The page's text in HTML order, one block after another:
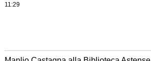
11:29